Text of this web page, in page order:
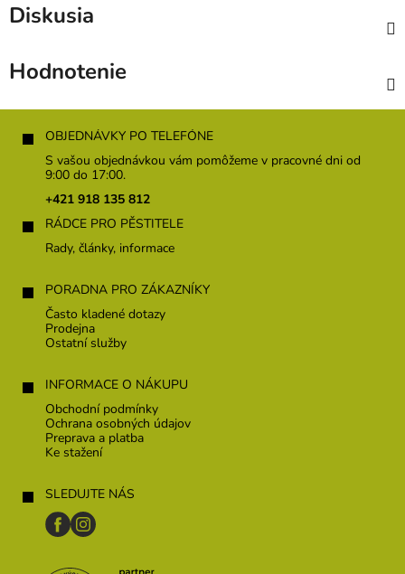
Diskusia
Hodnotenie
OBJEDNÁVKY PO TELEFÓNE
S vašou objednávkou vám pomôžeme v pracovné dni od
9:00 do 17:00.
+421 918 135 812
RÁDCE PRO PĚSTITELE
Rady, články, informace
PORADNA PRO ZÁKAZNÍKY
Často kladené dotazy
Prodejna
Ostatní služby
INFORMACE O NÁKUPU
Obchodní podmínky
Ochrana osobných údajov
Preprava a platba
Ke stažení
SLEDUJTE NÁS